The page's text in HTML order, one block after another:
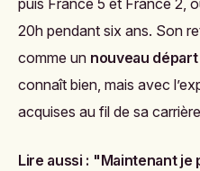
puis France 5 et France 2,
20h pendant six ans. Son
comme un nouveau départ
connaît bien, mais avec
acquises au fil de sa
Lire aussi : "Maintenant je